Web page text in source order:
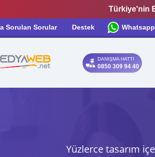
Türkiye'nin
Sorulan Sorular Destek Whatsapp
DANIŞMA HATTI
0850 309 94 40
Yüzlerce tasarım